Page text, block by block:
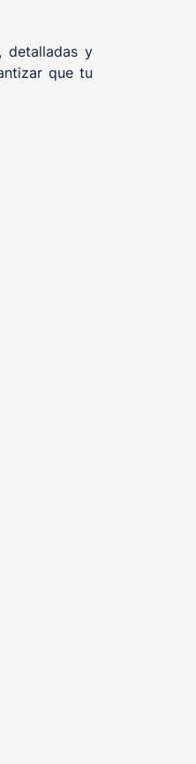
detalladas y
que tu